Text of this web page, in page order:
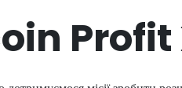
Profit